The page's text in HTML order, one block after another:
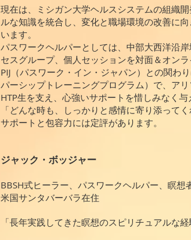
現在は、ミシガン大学ヘルスシステムの組織
ルな知識を統合し、変化と職場環境の改善に
います。
パスワークヘルパーとしては、中部大西洋沿
セスグループ、個人セッションを対面＆オンラ
PIJ（パスワーク・イン・ジャパン）との関わ
パーシップトレーニングプログラム）で、ア
HTP生を支え、心強いサポートを惜しみなく与
「どんな時も、しっかりと感情に寄り添って
サポートと包容力には定評があります。
ジャック・ボッジャー
BBSH式ヒーラー、パスワークヘルパー、瞑想
米国サンタバーバラ在住
「長年実践してきた瞑想のスピリチュアルな